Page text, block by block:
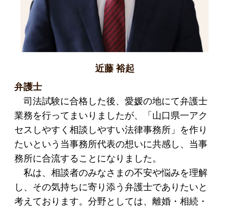
近藤 裕起
弁護士
司法試験に合格した後、愛媛の地にて弁護士
業務を行ってまいりましたが、「山口県一アク
セスしやすく相談しやすい法律事務所」を作り
たいという当事務所代表の想いに共感し、当事
務所に合流することになりました。
私は、相談者のみなさまの不安や悩みを理解
し、その気持ちに寄り添う弁護士でありたいと
考えております。分野としては、離婚・相続・